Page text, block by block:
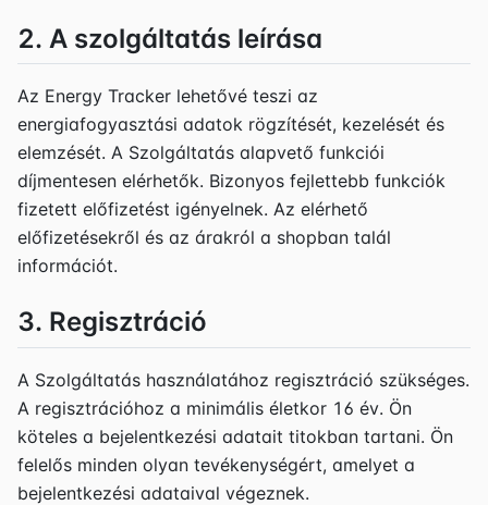
2. A szolgáltatás leírása
Az Energy Tracker lehetővé teszi az
energiafogyasztási adatok rögzítését, kezelését és
elemzését. A Szolgáltatás alapvető funkciói
díjmentesen elérhetők. Bizonyos fejlettebb funkciók
fizetett előfizetést igényelnek. Az elérhető
előfizetésekről és az árakról a shopban talál
információt.
3. Regisztráció
A Szolgáltatás használatához regisztráció szükséges.
A regisztrációhoz a minimális életkor 16 év. Ön
köteles a bejelentkezési adatait titokban tartani. Ön
felelős minden olyan tevékenységért, amelyet a
bejelentkezési adataival végeznek.